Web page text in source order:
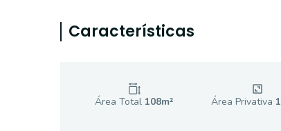
Características
Área Total 108m² Área Privativa